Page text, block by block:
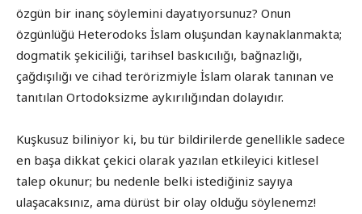
özgün bir inanç söylemini dayatıyorsunuz? Onun
özgünlüğü Heterodoks İslam oluşundan kaynaklanmakta;
dogmatik şekiciliği, tarihsel baskıcılığı, bağnazlığı,
çağdışılığı ve cihad terörizmiyle İslam olarak tanınan ve
tanıtılan Ortodoksizme aykırılığından dolayıdır.
Kuşkusuz biliniyor ki, bu tür bildirilerde genellikle sadece
en başa dikkat çekici olarak yazılan etkileyici kitlesel
talep okunur; bu nedenle belki istediğiniz sayıya
ulaşacaksınız, ama dürüst bir olay olduğu söylenemz!